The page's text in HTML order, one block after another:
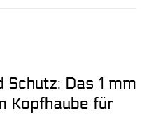
Das 1 mm
Kopfhaube für